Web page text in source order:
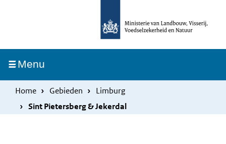
inhoud
gaan
MenuIngeklapt
Home Gebieden
Limburg
Sint Pietersberg & Jekerdal